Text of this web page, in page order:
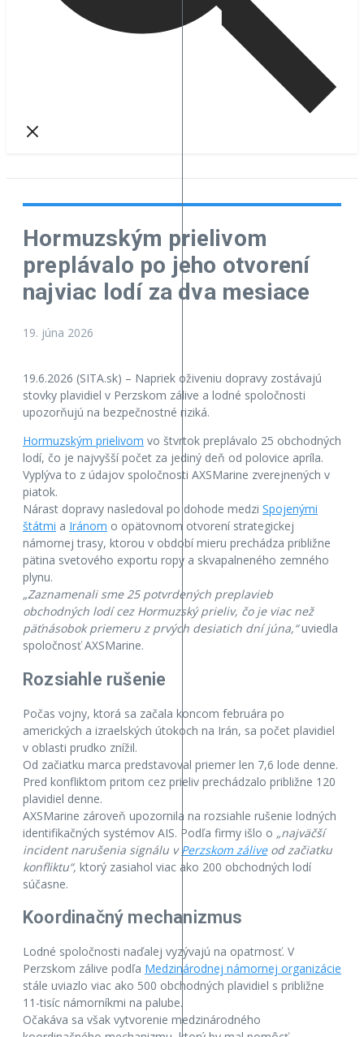
Hormuzským prielivom
preplávalo po jeho otvorení
najviac lodí za dva mesiace
19. júna 2026
19.6.2026 (SITA.sk) – Napriek oživeniu dopravy zostávajú
stovky plavidiel v Perzskom zálive a lodné spoločnosti
upozorňujú na bezpečnostné riziká.
Hormuzským prielivom vo štvrtok preplávalo 25 obchodných
lodí, čo je najvyšší počet za jediný deň od polovice apríla.
Vyplýva to z údajov spoločnosti AXSMarine zverejnených v
piatok.
Nárast dopravy nasledoval po dohode medzi Spojenými
štátmi a Iránom o opätovnom otvorení strategickej
námornej trasy, ktorou v období mieru prechádza približne
pätina svetového exportu ropy a skvapalneného zemného
plynu.
„Zaznamenali sme 25 potvrdených preplavieb
obchodných lodí cez Hormuzský prieliv, čo je viac než
päťnásobok priemeru z prvých desiatich dní júna,“uviedla
spoločnosť AXSMarine.
Rozsiahle rušenie
Počas vojny, ktorá sa začala koncom februára po
amerických a izraelských útokoch na Irán, sa počet plavidiel
v oblasti prudko znížil.
Od začiatku marca predstavoval priemer len 7,6 lode denne.
Pred konfliktom pritom cez prieliv prechádzalo približne 120
plavidiel denne.
AXSMarine zároveň upozornila na rozsiahle rušenie lodných
identifikačných systémov AIS. Podľa firmy išlo o „najväčší
incident narušenia signálu v Perzskom záliveod začiatku
konfliktu“, ktorý zasiahol viac ako 200 obchodných lodí
súčasne.
Koordinačný mechanizmus
Lodné spoločnosti naďalej vyzývajú na opatrnosť. V
Perzskom zálive podľa Medzinárodnej námornej organizácie
stále uviazlo viac ako 500 obchodných plavidiel s približne
11-tisíc námorníkmi na palube.
Očakáva sa však vytvorenie medzinárodného